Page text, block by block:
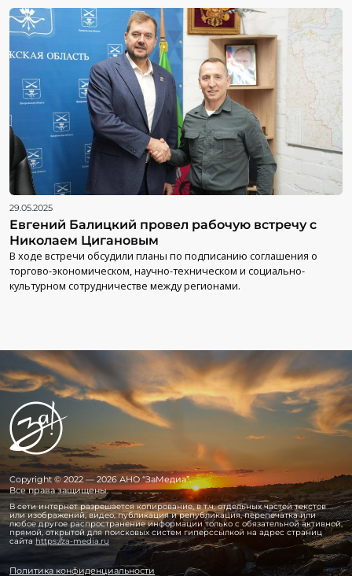
29.05.2025
Евгений Балицкий провел рабочую встречу с
Николаем Цигановым
В ходе встречи обсудили планы по подписанию соглашения о
торгово-экономическом, научно-техническом и социально-
культурном сотрудничестве между регионами.
Copyright © 2022 — 2026 АНО “ЗаМедиа”.
Все права защищены.
В сети интернет разрешается копирование, в т.ч. отдельных частей текстов
или изображений, видео, публикация и републикация, перепечатка или
любое другое распространение информации только с обязательной активной,
прямой, открытой для поисковых систем гиперссылкой на адрес страниц
сайта https://za-media.ru
Политика конфиденциальности